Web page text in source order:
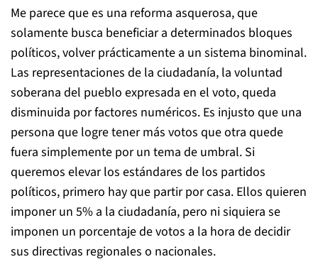
Me parece que es una reforma asquerosa, que
solamente busca beneficiar a determinados bloques
políticos, volver prácticamente a un sistema binominal.
Las representaciones de la ciudadanía, la voluntad
soberana del pueblo expresada en el voto, queda
disminuida por factores numéricos. Es injusto que una
persona que logre tener más votos que otra quede
fuera simplemente por un tema de umbral. Si
queremos elevar los estándares de los partidos
políticos, primero hay que partir por casa. Ellos quieren
imponer un 5% a la ciudadanía, pero ni siquiera se
imponen un porcentaje de votos a la hora de decidir
sus directivas regionales o nacionales.